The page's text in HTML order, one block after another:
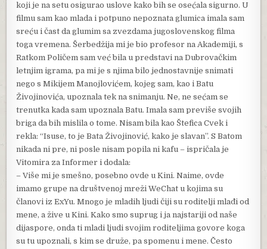
koji je na setu osigurao uslove kako bih se osećala sigurno. U
filmu sam kao mlada i potpuno nepoznata glumica imala sam
sreću i čast da glumim sa zvezdama jugoslovenskog filma
toga vremena. Šerbedžija mi je bio profesor na Akademiji, s
Ratkom Poličem sam već bila u predstavi na Dubrovačkim
letnjim igrama, pa mi je s njima bilo jednostavnije snimati
nego s Mikijem Manojlovićem, kojeg sam, kao i Batu
Živojinovića, upoznala tek na snimanju. Ne, ne sećam se
trenutka kada sam upoznala Batu. Imala sam previše svojih
briga da bih mislila o tome. Nisam bila kao Štefica Cvek i
rekla: “Isuse, to je Bata Živojinović, kako je slavan”. S Batom
nikada ni pre, ni posle nisam popila ni kafu – ispričala je
Vitomira za Informer i dodala:
– Više mi je smešno, posebno ovde u Kini. Naime, ovde
imamo grupe na društvenoj mreži WeChat u kojima su
članovi iz ExYu. Mnogo je mladih ljudi čiji su roditelji mlađi od
mene, a žive u Kini. Kako smo suprug i ja najstariji od naše
dijaspore, onda ti mladi ljudi svojim roditeljima govore koga
su tu upoznali, s kim se druže, pa spomenu i mene. Često